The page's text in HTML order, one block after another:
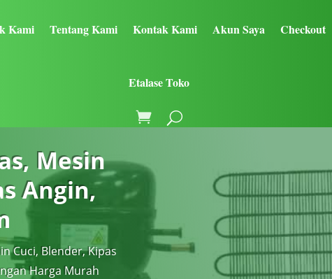
Kami Tentang Kami Kontak Kami Akun Saya Checkout
Etalase Toko
Mesin
Angin,
Cuci, Blender, Kipas
Harga Murah